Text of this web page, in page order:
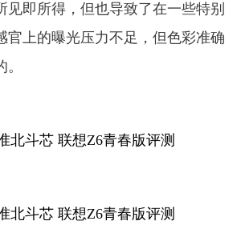
见即所得，但也导致了在一些特别
官上的曝光压力不足，但色彩准确